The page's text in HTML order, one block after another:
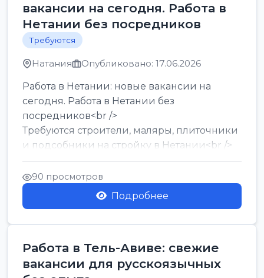
вакансии на сегодня. Работа в
Нетании без посредников
Требуются
Натания Опубликовано: 17.06.2026
Работа в Нетании: новые вакансии на
сегодня. Работа в Нетании без
посредников<br />
Требуются строители, маляры, плиточники
и подсобники на стройку в Нетании<br />
Срочно требуются горничные, уборщи...
90 просмотров
Подробнее
Работа в Тель-Авиве: свежие
вакансии для русскоязычных